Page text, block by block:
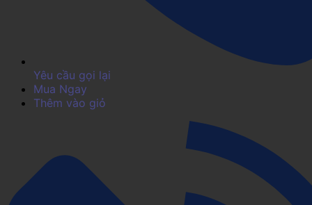
Yêu cầu gọi lại
Mua Ngay
Thêm vào giỏ